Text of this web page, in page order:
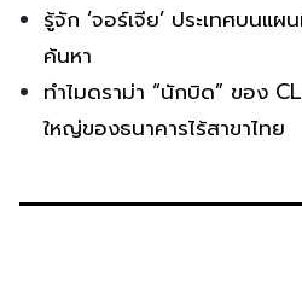
รู้จัก ‘จอร์เจีย’ ประเทศบนแ
ค้นหา
ทำไมดราม่า “นักบิด” ของ
ใหญ่ของธนาคารไร้สาขาไทย